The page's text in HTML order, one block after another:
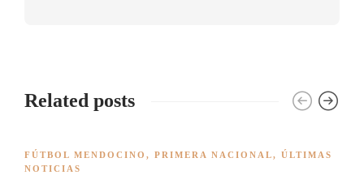
Related posts
FÚTBOL MENDOCINO , PRIMERA NACIONAL, ÚLTIMAS
NOTICIAS